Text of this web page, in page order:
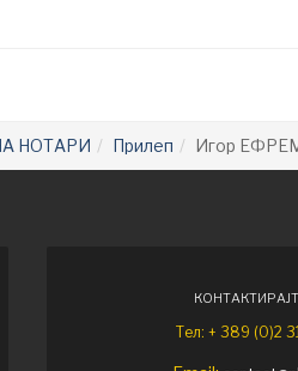
НОТАРИ Прилеп Игор
Тел: + 389 (0)2